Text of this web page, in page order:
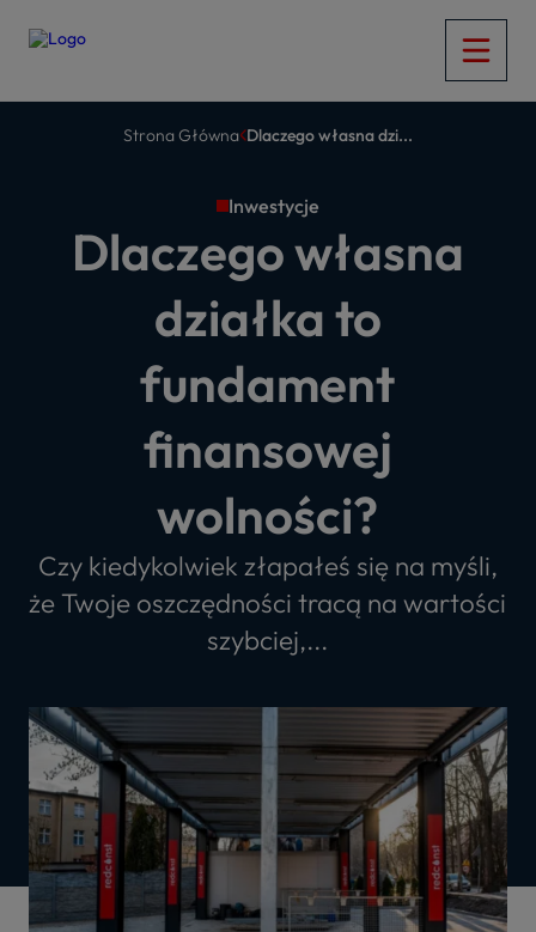
Strona Główna Dlaczego własna dzi...
Inwestycje
Dlaczego własna
działka to
fundament
finansowej
wolności?
Czy kiedykolwiek złapałeś się na myśli,
że Twoje oszczędności tracą na wartości
szybciej,...